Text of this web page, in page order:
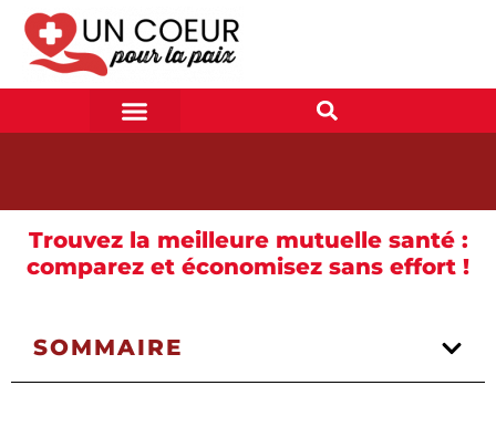
Trouvez la meilleure mutuelle santé :
comparez et économisez sans effort !
SOMMAIRE